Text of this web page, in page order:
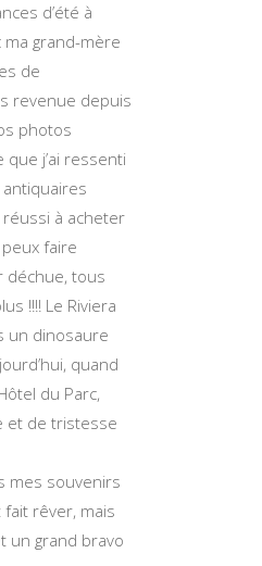
d’été à
ma grand-mère
de
revenue depuis
photos
j’ai ressenti
réussi à acheter
faire
déchue, tous
!!!! Le Riviera
un dinosaure
quand
du Parc,
et de tristesse
mes souvenirs
fait rêver, mais
un grand bravo